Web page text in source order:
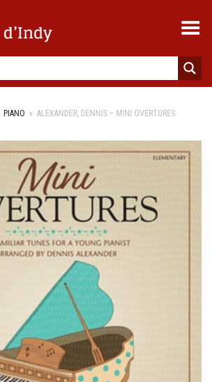
Toggle Menu
PIANO » ALEXANDER, DENNIS – MINI OVERTURES